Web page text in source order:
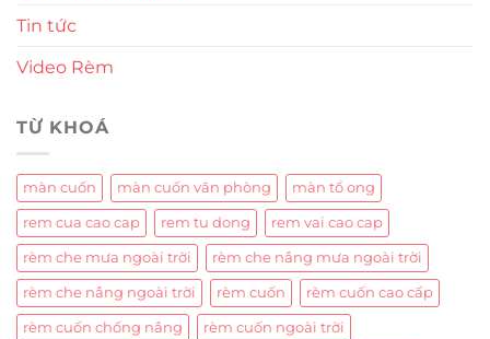
Tin tức
Video Rèm
TỪ KHOÁ
màn cuốn màn cuốn văn phòng màn tổ ong
rem cua cao cap rem tu dong rem vai cao cap
rèm che mưa ngoài trời rèm che nắng mưa ngoài trời
rèm che nắng ngoài trời rèm cuốn rèm cuốn cao cấp
rèm cuốn chống nắng rèm cuốn ngoài trời